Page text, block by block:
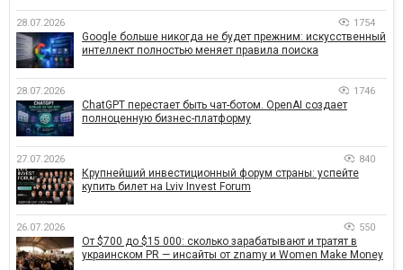
28.07.2026 1754
Google больше никогда не будет прежним: искусственный
интеллект полностью меняет правила поиска
28.07.2026 1746
ChatGPT перестает быть чат-ботом. OpenAI создает
полноценную бизнес-платформу
27.07.2026 840
Крупнейший инвестиционный форум страны: успейте
купить билет на Lviv Invest Forum
26.07.2026 550
От $700 до $15 000: сколько зарабатывают и тратят в
украинском PR — инсайты от znamy и Women Make Money